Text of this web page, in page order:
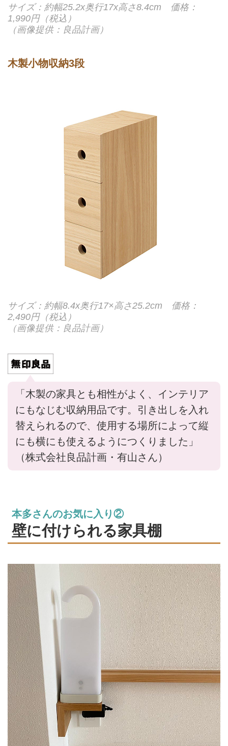
サイズ：約幅25.2x奥行17x高さ8.4cm 価格：
1,990円（税込）
（画像提供：良品計画）
木製小物収納3段
サイズ：約幅8.4x奥行17×高さ25.2cm 価格：
2,490円（税込）
（画像提供：良品計画）
「木製の家具とも相性がよく、インテリア
にもなじむ収納用品です。引き出しを入れ
替えられるので、使用する場所によって縦
にも横にも使えるようにつくりました」
（株式会社良品計画・有山さん）
本多さんのお気に入り②
壁に付けられる家具棚